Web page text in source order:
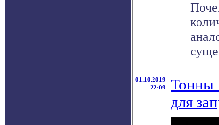
01.10.2019
22:09
Тонны
для